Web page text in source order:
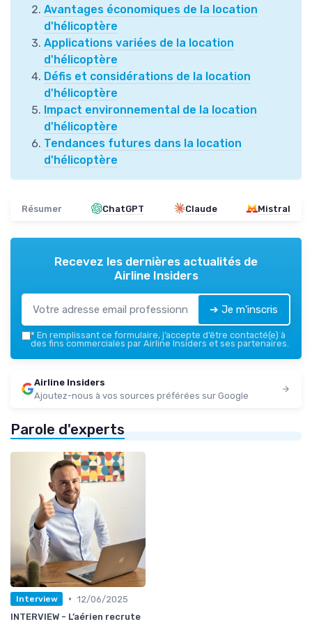
Avantages économiques de la location
d'hélicoptère
Applications variées de la location
d'hélicoptère
Défis et considérations de la location
d'hélicoptère
Impact environnemental de la location
d'hélicoptère
Tendances futures dans la location
d'hélicoptère
Résumer ChatGPT Claude Mistral
Recevez les dernières actualités de
Airline Insiders
➔ Je m'inscris
* En remplissant ce formulaire, j’accepte d’être contacté(e) à
des fins commerciales par Airline Insiders et ses partenaires.
Airline Insiders
Ajoutez-nous à vos sources préférées sur Google
Parole d'experts
Interview • 12/06/2025
INTERVIEW - L’aérien recrute